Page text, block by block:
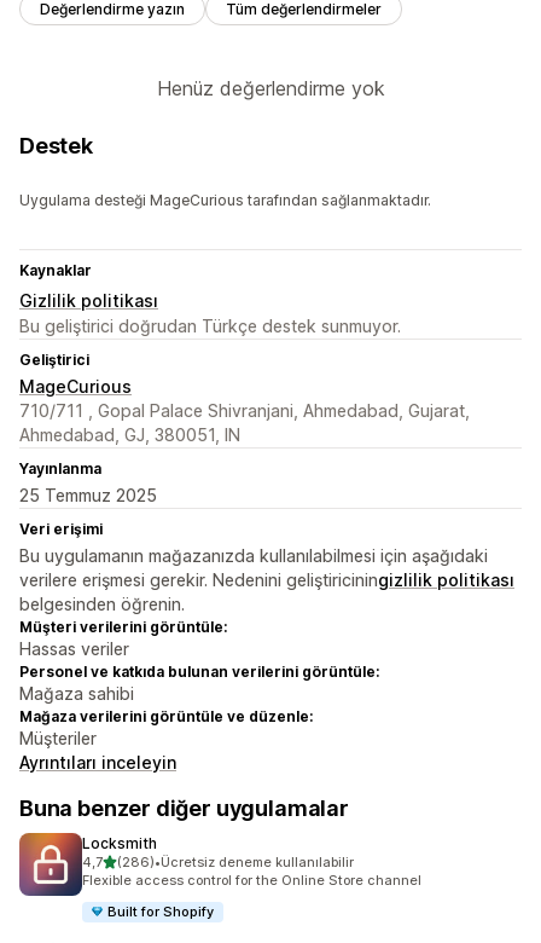
Değerlendirme yazın Tüm değerlendirmeler
Henüz değerlendirme yok
Destek
Uygulama desteği MageCurious tarafından sağlanmaktadır.
Kaynaklar
Gizlilik politikası
Bu geliştirici doğrudan Türkçe destek sunmuyor.
Geliştirici
MageCurious
710/711 , Gopal Palace Shivranjani, Ahmedabad, Gujarat,
Ahmedabad, GJ, 380051, IN
Yayınlanma
25 Temmuz 2025
Veri erişimi
Bu uygulamanın mağazanızda kullanılabilmesi için aşağıdaki
verilere erişmesi gerekir. Nedenini geliştiriciningizlilik politikası
belgesinden öğrenin.
Müşteri verilerini görüntüle:
Hassas veriler
Personel ve katkıda bulunan verilerini görüntüle:
Mağaza sahibi
Mağaza verilerini görüntüle ve düzenle:
Müşteriler
Ayrıntıları inceleyin
Buna benzer diğer uygulamalar
Locksmith
4,75 yıldız üzerinden
(286)
toplam 286 değerlendirme
•Ücretsiz deneme kullanılabilir
Flexible access control for the Online Store channel
Built for Shopify